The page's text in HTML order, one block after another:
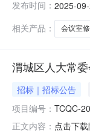
量：合
发布时间： 2025-
相关产品：
会议室
渭城区人大常
招标｜招标公告
项目编号： TCQC-
正文内容： 点击下